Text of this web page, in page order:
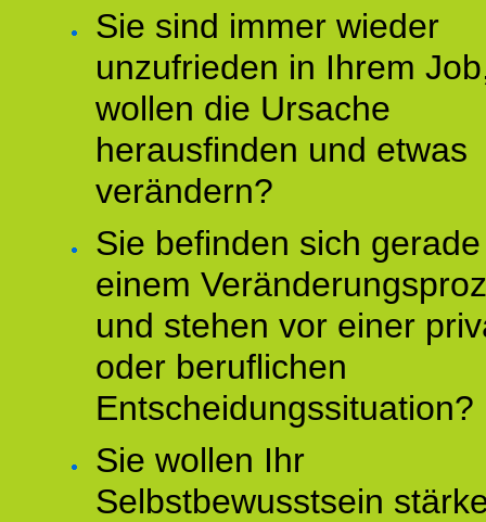
Sie sind immer wieder
unzufrieden in Ihrem
wollen die Ursache
herausfinden und etwas
verändern?
Sie befinden sich
einem
und stehen vor einer
oder beruflichen
Entscheidungssituation?
Sie wollen Ihr
Selbstbewusstsein